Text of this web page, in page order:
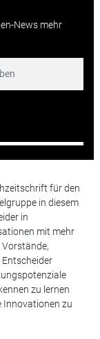
News mehr
für den
in diesem
in
mit mehr
zu lernen
Innovationen zu